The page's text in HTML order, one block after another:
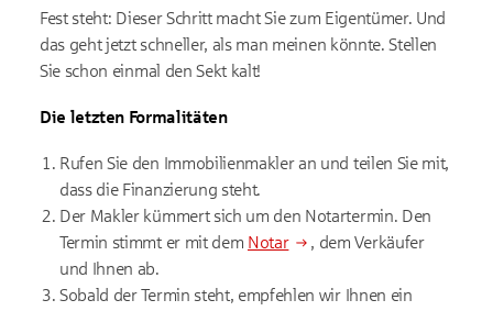
Fest steht: Dieser Schritt macht Sie zum Eigentümer. Und
das geht jetzt schneller, als man meinen könnte. Stellen
Sie schon einmal den Sekt kalt!
Die letzten Formalitäten
Rufen Sie den Immobilienmakler an und teilen Sie mit,
dass die Finanzierung steht.
Der Makler kümmert sich um den Notartermin. Den
Termin stimmt er mit dem Notar
, dem Verkäufer
und Ihnen ab.
Sobald der Termin steht, empfehlen wir Ihnen ein